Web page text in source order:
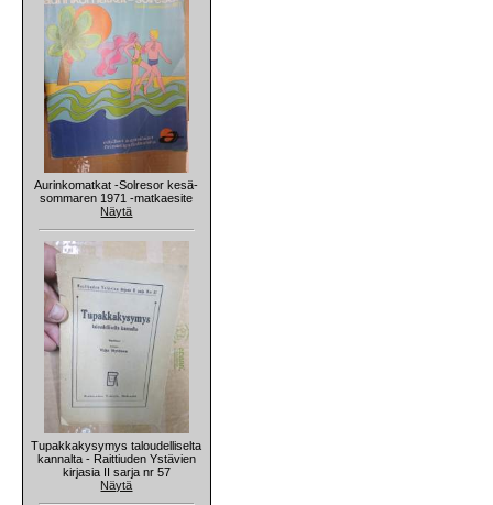
Aurinkomatkat -Solresor kesä-
sommaren 1971 -matkaesite
Näytä
Tupakkakysymys taloudelliselta
kannalta - Raittiuden Ystävien
kirjasia II sarja nr 57
Näytä